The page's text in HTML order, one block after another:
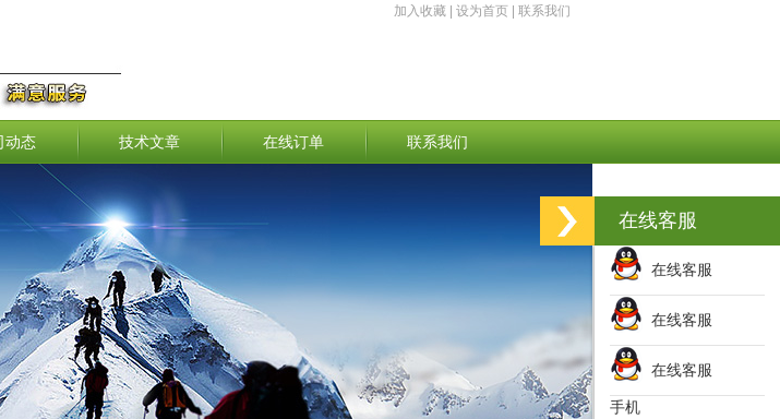
加入收藏 设为首页 联系我们
动态 技术文章 在线订单 联系我们
在线客服
在线客服
在线客服
在线客服
手机